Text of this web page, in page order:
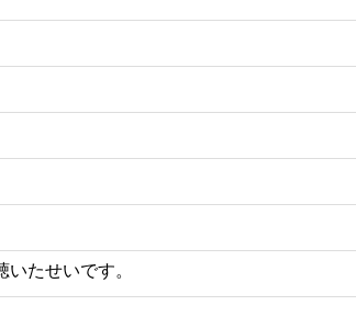
たせいです。